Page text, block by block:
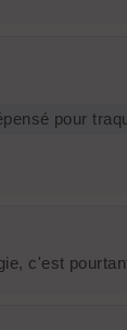
pour
c'est